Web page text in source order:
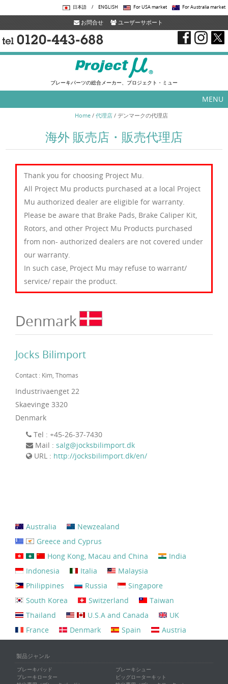
For Australia market
For USA market
ENGLISH
/
日本語
お問合せ ユーザーサポート
ブレーキパーツの総合メーカー、プロジェクト・ミュー
MENU
Home /代理店 /デンマークの代理店
海外 販売店・販売代理店
Thank you for choosing Project Mu.
All Project Mu products purchased at a local Project
Mu authorized dealer are eligible for warranty.
Please be aware that Brake Pads, Brake Caliper Kit,
Rotors, and other Project Mu Products purchased
from non- authorized dealers are not covered under
our warranty.
In such case, Project Mu may refuse to warrant/
service/ repair the product.
Denmark
Jocks Bilimport
Contact : Kim, Thomas
Industrivaenget 22
Skaevinge 3320
Denmark
Tel : +45-26-37-7430
Mail :salg@jocksbilimport.dk
URL : http://jocksbilimport.dk/en/
Australia
Newzealand
Greece and Cyprus
Hong Kong, Macau and China
India
Indonesia
Italia
Malaysia
Philippines
Russia
Singapore
South Korea
Switzerland
Taiwan
Thailand
U.S.A and Canada
UK
France
Denmark Spain Austria
製品ジャンル
ブレーキパッド
ブレーキシュー
ブレーキローター
ビッグローターキット